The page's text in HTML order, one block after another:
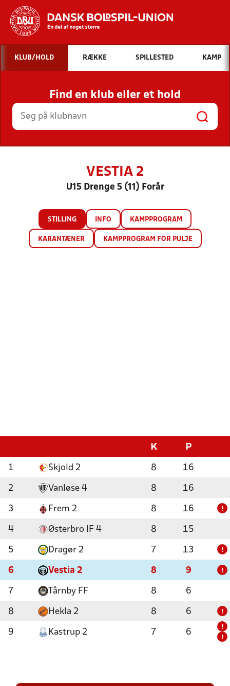
Hvad vil du søge efter?
INDHOLD OG NYHEDER
STILLINGER, RESULTATER, KLUBBER OG
HOLD
KLUB/HOLD RÆKKE SPILLESTED KAMP
Find en klub eller et hold
VESTIA 2
U15 Drenge 5 (11) Forår
STILLING INFO KAMPPROGRAM
KARANTÆNER KAMPPROGRAM FOR PULJE
K P
1 Skjold 2 8 16
2 Vanløse 4 8 16
3 Frem 2 8 16 !
4 Østerbro IF 4 8 15
5 Dragør 2 7 13 !
6 Vestia 2 8 9 !
7 Tårnby FF 8 6
8 Hekla 2 8 6 !
9 Kastrup 2 7 6
!
!